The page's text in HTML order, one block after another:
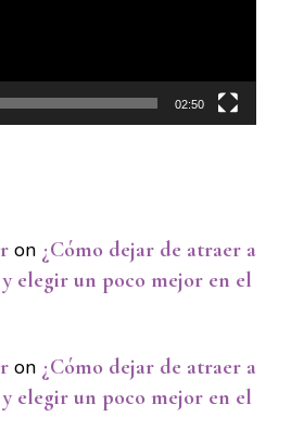
02:50
on ¿Cómo dejar de atraer a
elegir un poco mejor en el
on ¿Cómo dejar de atraer a
elegir un poco mejor en el